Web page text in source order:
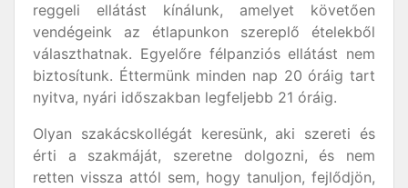
reggeli ellátást kínálunk, amelyet követően
vendégeink az étlapunkon szereplő ételekből
választhatnak. Egyelőre félpanziós ellátást nem
biztosítunk. Éttermünk minden nap 20 óráig tart
nyitva, nyári időszakban legfeljebb 21 óráig.
Olyan szakácskollégát keresünk, aki szereti és
érti a szakmáját, szeretne dolgozni, és nem
retten vissza attól sem, hogy tanuljon, fejlődjön,